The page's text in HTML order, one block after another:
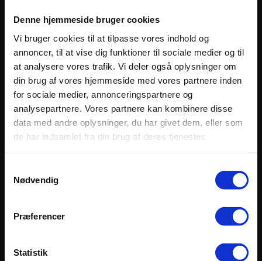
Denne hjemmeside bruger cookies
Vi bruger cookies til at tilpasse vores indhold og
annoncer, til at vise dig funktioner til sociale medier og til
at analysere vores trafik. Vi deler også oplysninger om
din brug af vores hjemmeside med vores partnere inden
for sociale medier, annonceringspartnere og
analysepartnere. Vores partnere kan kombinere disse
data med andre oplysninger, du har givet dem, eller som
de har indsamlet fra din brug af deres tjenester.
Nødvendig
Præferencer
Statistik
Information
Vilkår og betingelser
Privatlivspolitik
Praktisk information
Se hvad vores kunder siger
Nyhedsbreve
Kontakt
Bakkedraget 10 – Buresø
Email:
info@afrikashorisonter.dk